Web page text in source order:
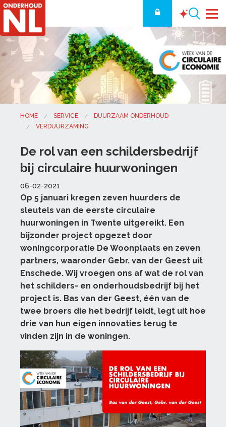
HOME SERVICE
DUURZAAM ONDERHOUD
VERDUURZAMING
De rol van een schildersbedrijf
bij circulaire huurwoningen
06-02-2021
Op 5 januari kregen zeven huurders de
sleutels van de eerste circulaire
huurwoningen in Twente uitgereikt. Een
bijzonder project opgezet door
woningcorporatie De Woonplaats en zeven
partners, waaronder Gebr. van der Geest uit
Enschede. Wij vroegen ons af wat de rol van
het schilders- en onderhoudsbedrijf bij het
project is. Bas van der Geest, één van de
twee broers die het bedrijf leidt, legt uit hoe
drie van hun eigen innovaties terug te
vinden zijn in de woningen.